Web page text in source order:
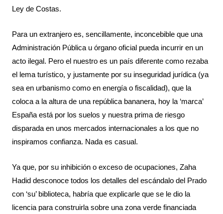
Ley de Costas.
Para un extranjero es, sencillamente, inconcebible que una
Administración Pública u órgano oficial pueda incurrir en un
acto ilegal. Pero el nuestro es un país diferente como rezaba
el lema turístico, y justamente por su inseguridad jurídica (ya
sea en urbanismo como en energía o fiscalidad), que la
coloca a la altura de una república bananera, hoy la ‘marca’
España está por los suelos y nuestra prima de riesgo
disparada en unos mercados internacionales a los que no
inspiramos confianza. Nada es casual.
Ya que, por su inhibición o exceso de ocupaciones, Zaha
Hadid desconoce todos los detalles del escándalo del Prado
con ‘su’ biblioteca, habría que explicarle que se le dio la
licencia para construirla sobre una zona verde financiada